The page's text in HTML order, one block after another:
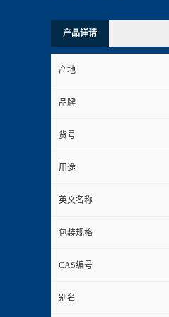
产品详请
产地
品牌
货号
用途
英文名称
包装规格
CAS编号
别名